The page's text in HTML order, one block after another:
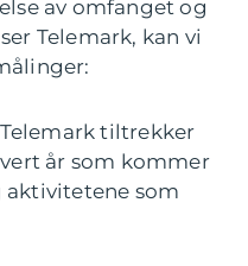
av omfanget og
Telemark, kan vi
tiltrekker
år som kommer
aktivitetene som